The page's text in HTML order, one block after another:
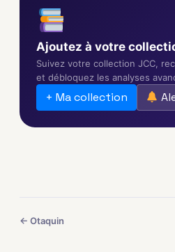
Ajoutez à votre
Suivez votre collection JCC,
et débloquez les analyses
+ Ma collection
← Otaquin